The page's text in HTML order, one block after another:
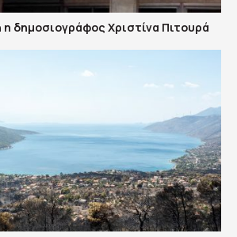
δημοσιογράφος Χριστίνα Πιτουρά